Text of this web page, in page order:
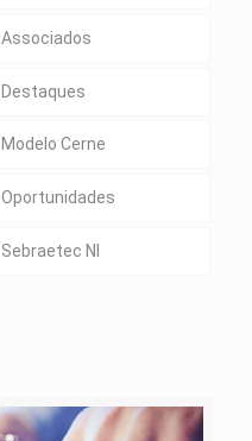
Associados
Destaques
Modelo Cerne
Oportunidades
Sebraetec NI